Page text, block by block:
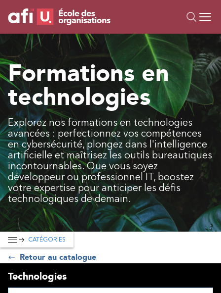
Formations
Campus IA
Sur mesure
À propos
Ressources
Formations en
technologies
Explorez nos formations en technologies
avancées : perfectionnez vos compétences
en cybersécurité, plongez dans l'intelligence
artificielle et maîtrisez les outils bureautiques
incontournables. Que vous soyez
développeur ou professionnel IT, boostez
votre expertise pour anticiper les défis
technologiques de demain.
Retour au catalogue
CATÉGORIES
Technologies